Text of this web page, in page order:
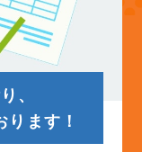
、
ます！